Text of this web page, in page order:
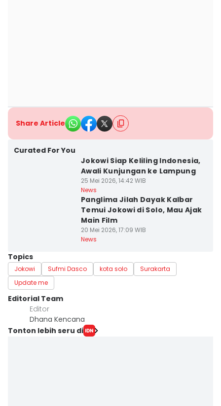
Share Article
Curated For You
Jokowi Siap Keliling Indonesia,
Awali Kunjungan ke Lampung
25 Mei 2026, 14:42 WIB
News
Panglima Jilah Dayak Kalbar
Temui Jokowi di Solo, Mau Ajak
Main Film
20 Mei 2026, 17:09 WIB
News
Topics
Jokowi Sufmi Dasco kota solo
Surakarta
Update me
Editorial Team
Editor
Dhana Kencana
Tonton lebih seru di